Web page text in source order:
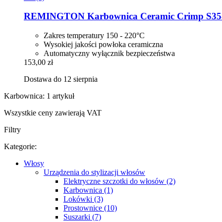
REMINGTON Karbownica Ceramic Crimp
Zakres temperatury 150 - 220°C
Wysokiej jakości powłoka ceramiczna
Automatyczny wyłącznik bezpieczeństwa
153,00 zł
Dostawa do 12 sierpnia
Karbownica: 1 artykuł
Wszystkie ceny zawierają VAT
Filtry
Kategorie:
Włosy
Urządzenia do stylizacji włosów
Elektryczne szczotki do włosów (2)
Karbownica (1)
Lokówki (3)
Prostownice (10)
Suszarki (7)